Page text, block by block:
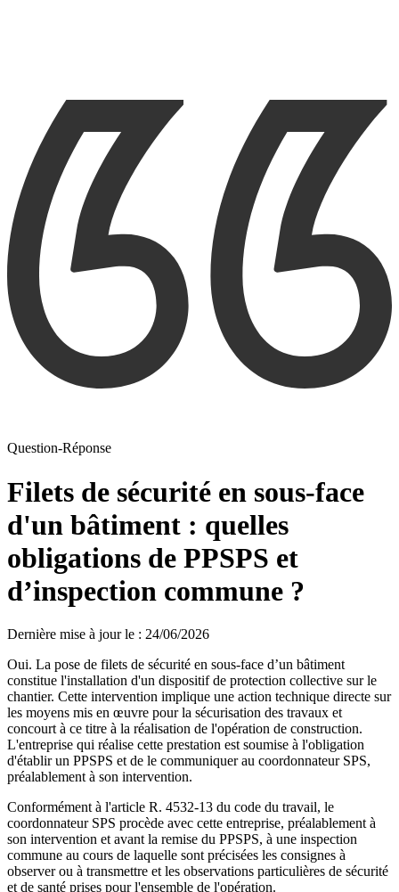
Question-Réponse
Filets de sécurité en sous-face
d'un bâtiment : quelles
obligations de PPSPS et
d’inspection commune ?
Dernière mise à jour le : 24/06/2026
Oui. La pose de filets de sécurité en sous-face d’un bâtiment
constitue l'installation d'un dispositif de protection collective sur le
chantier. Cette intervention implique une action technique directe sur
les moyens mis en œuvre pour la sécurisation des travaux et
concourt à ce titre à la réalisation de l'opération de construction.
L'entreprise qui réalise cette prestation est soumise à l'obligation
d'établir un PPSPS et de le communiquer au coordonnateur SPS,
préalablement à son intervention.
Conformément à l'article R. 4532-13 du code du travail, le
coordonnateur SPS procède avec cette entreprise, préalablement à
son intervention et avant la remise du PPSPS, à une inspection
commune au cours de laquelle sont précisées les consignes à
observer ou à transmettre et les observations particulières de sécurité
et de santé prises pour l'ensemble de l'opération.